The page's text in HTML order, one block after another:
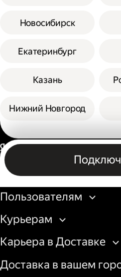
Новосибирск
Екатеринбург
Казань
Нижний Новгород
Бизнесу
Пользователям
Курьерам
Карьера в Доставке
Доставка в вашем